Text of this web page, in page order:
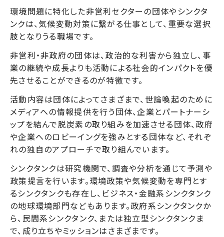
環境問題に特化した非営利セクターの団体やシンクタ
ンクは、気候変動対策に繋がる仕事として、重要な選択
肢となりうる職場です。
非営利・非政府の団体は、政治的な利害から独立し、事
業の継続や成長よりも活動による社会的インパクトを優
先させることができるのが特徴です。
活動内容は団体によってさまざまで、世論喚起のために
メディアへの情報提供を行う団体、企業とパートナーシ
ップを結んで脱炭素の取り組みを加速させる団体、政府
や企業へのロビーイングを強みとする団体など、それぞ
れの独自のアプローチで取り組んでいます。
シンクタンクは研究機関で、調査や分析を通じて予測や
政策提言を行います。環境政策や気候変動を専門とす
るシンクタンクも存在し、ビジネス・金融系シンクタンク
の地球環境部門などもあります。政府系シンクタンクか
ら、民間系シンクタンク、または独立型シンクタンクま
で、成り立ちやミッションはさまざまです。